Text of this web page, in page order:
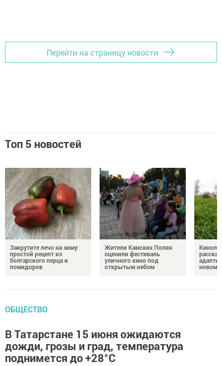
Перейти на страницу новости
Топ 5 новостей
Закрутите лечо на зиму:
простой рецепт из
болгарского перца и
помидоров
Жители Камских Полян
оценили фестиваль
уличного кино под
открытым небом
ОБЩЕСТВО
В Татарстане 15 июня ожидаются
дожди, грозы и град, температура
поднимется до +28°C